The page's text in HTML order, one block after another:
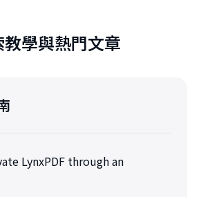
教學與熱門文章
LynxPDF through an